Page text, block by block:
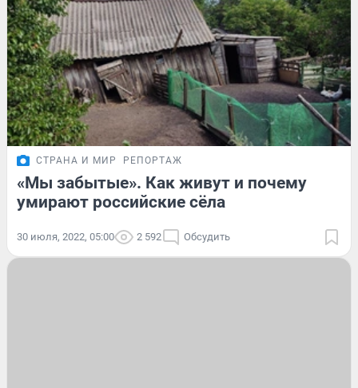
СТРАНА И МИР РЕПОРТАЖ
«Мы забытые». Как живут и почему
умирают российские сёла
30 июля, 2022, 05:00 2 592 Обсудить